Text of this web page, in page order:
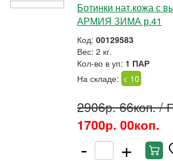
Ботинки нат.кожа с
АРМИЯ ЗИМА р.41
Код: 00129583
Вес: 2 кг.
Кол-во в уп: 1 ПАР
На складе: < 10
2906р. 66коп./
1700р. 00коп.
- +